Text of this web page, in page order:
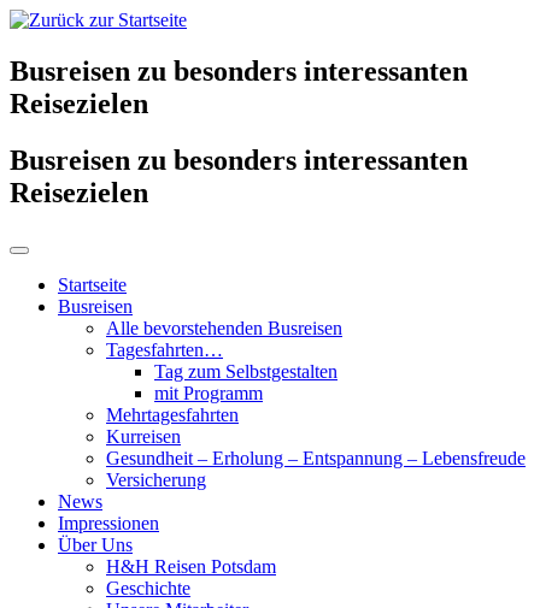
Busreisen zu besonders interessanten
Reisezielen
Busreisen zu besonders interessanten
Reisezielen
Startseite
Busreisen
Alle bevorstehenden Busreisen
Tagesfahrten…
Tag zum Selbstgestalten
mit Programm
Mehrtagesfahrten
Kurreisen
Gesundheit – Erholung – Entspannung – Lebensfreude
Versicherung
News
Impressionen
Über Uns
H&H Reisen Potsdam
Geschichte